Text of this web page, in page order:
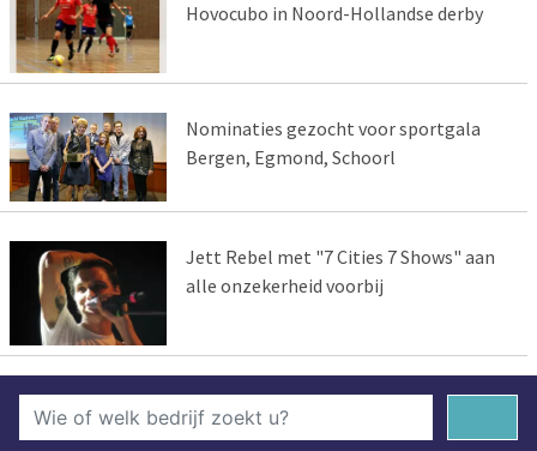
Hovocubo in Noord-Hollandse derby
Nominaties gezocht voor sportgala
Bergen, Egmond, Schoorl
Jett Rebel met "7 Cities 7 Shows" aan
alle onzekerheid voorbij